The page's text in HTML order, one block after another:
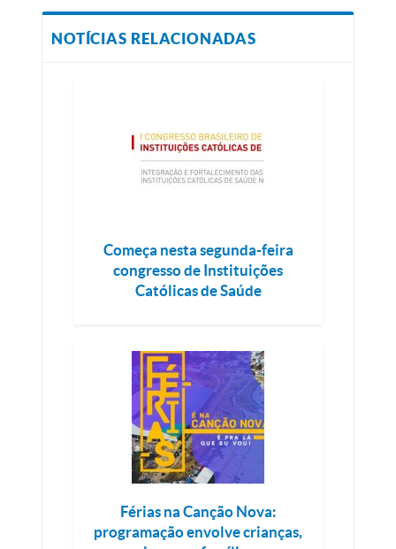
NOTÍCIAS RELACIONADAS
Começa nesta segunda-feira
congresso de Instituições
Católicas de Saúde
Férias na Canção Nova:
programação envolve crianças,